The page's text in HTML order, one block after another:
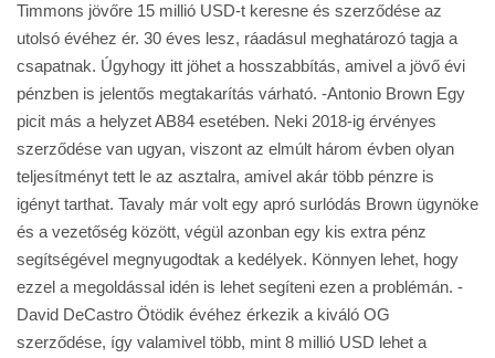
Timmons jövőre 15 millió USD-t keresne és szerződése az
utolsó évéhez ér. 30 éves lesz, ráadásul meghatározó tagja a
csapatnak. Úgyhogy itt jöhet a hosszabbítás, amivel a jövő évi
pénzben is jelentős megtakarítás várható. -Antonio Brown Egy
picit más a helyzet AB84 esetében. Neki 2018-ig érvényes
szerződése van ugyan, viszont az elmúlt három évben olyan
teljesítményt tett le az asztalra, amivel akár több pénzre is
igényt tarthat. Tavaly már volt egy apró surlódás Brown ügynöke
és a vezetőség között, végül azonban egy kis extra pénz
segítségével megnyugodtak a kedélyek. Könnyen lehet, hogy
ezzel a megoldással idén is lehet segíteni ezen a problémán. -
David DeCastro Ötödik évéhez érkezik a kiváló OG
szerződése, így valamivel több, mint 8 millió USD lehet a